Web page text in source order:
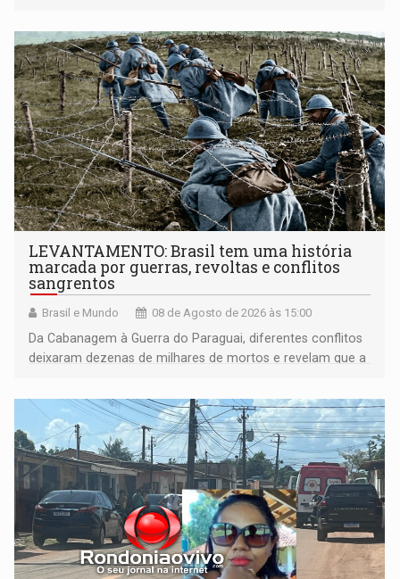
LEVANTAMENTO: Brasil tem uma história
marcada por guerras, revoltas e conflitos
sangrentos
Brasil e Mundo 08 de Agosto de 2026 às 15:00
Da Cabanagem à Guerra do Paraguai, diferentes conflitos
deixaram dezenas de milhares de mortos e revelam que a
territoriais e sociais